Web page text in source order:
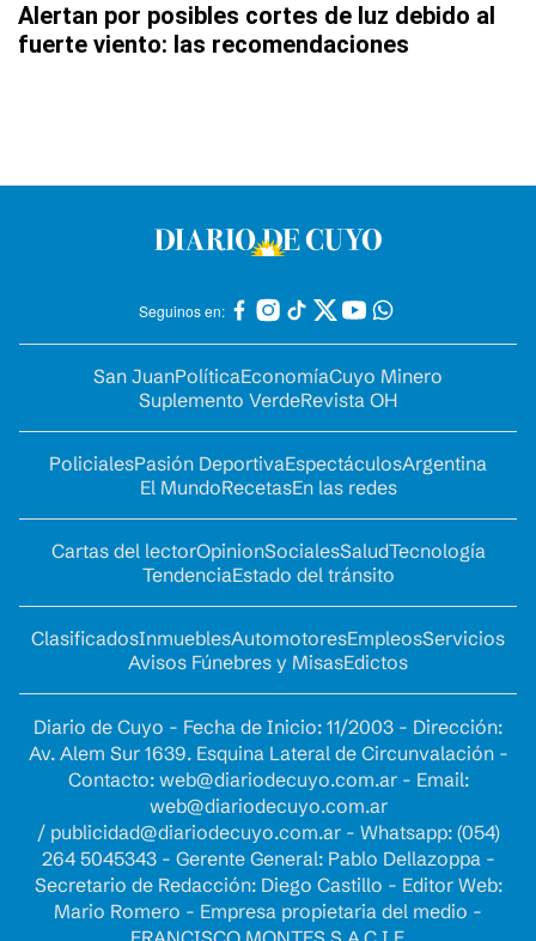
Alertan por posibles cortes de luz debido al
fuerte viento: las recomendaciones
Seguinos en:
San JuanPolíticaEconomíaCuyo Minero
Suplemento VerdeRevista OH
PolicialesPasión DeportivaEspectáculosArgentina
El MundoRecetasEn las redes
Cartas del lectorOpinionSocialesSaludTecnología
TendenciaEstado del tránsito
ClasificadosInmueblesAutomotoresEmpleosServicios
Avisos Fúnebres y MisasEdictos
Diario de Cuyo - Fecha de Inicio: 11/2003 - Dirección:
Av. Alem Sur 1639. Esquina Lateral de Circunvalación -
Contacto: web@diariodecuyo.com.ar- Email:
web@diariodecuyo.com.ar
/ publicidad@diariodecuyo.com.ar- Whatsapp: (054)
264 5045343 - Gerente General: Pablo Dellazoppa -
Secretario de Redacción: Diego Castillo - Editor Web:
Mario Romero - Empresa propietaria del medio -